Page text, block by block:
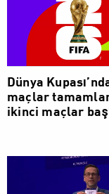
Dünya
maçlar
ikinci maçlar